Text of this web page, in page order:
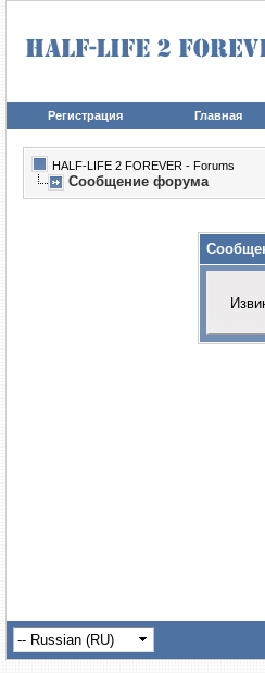
Регистрация Главная
HALF-LIFE 2 FOREVER - Forums
Сообщение форума